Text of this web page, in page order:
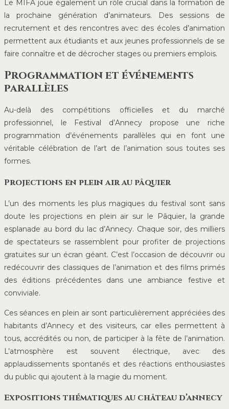
Le MIFA joue également un rôle crucial dans la formation de
la prochaine génération d’animateurs. Des sessions de
recrutement et des rencontres avec des écoles d’animation
permettent aux étudiants et aux jeunes professionnels de se
faire connaître et de décrocher stages ou premiers emplois.
Programmation et événements
parallèles
Au-delà des compétitions officielles et du marché
professionnel, le Festival d’Annecy propose une riche
programmation d’événements parallèles qui en font une
véritable célébration de l’art de l’animation sous toutes ses
formes.
Projections en plein air au pâquier
L’un des moments les plus magiques du festival sont sans
doute les projections en plein air sur le Pâquier, la grande
esplanade au bord du lac d’Annecy. Chaque soir, des milliers
de spectateurs se rassemblent pour profiter de projections
gratuites sur un écran géant. C’est l’occasion de découvrir ou
redécouvrir des classiques de l’animation et des films primés
des éditions précédentes dans une ambiance festive et
conviviale.
Ces séances en plein air sont particulièrement appréciées des
habitants d’Annecy et des visiteurs, car elles permettent à
tous, accrédités ou non, de participer à la fête de l’animation.
L’atmosphère est souvent électrique, avec des
applaudissements spontanés et des réactions enthousiastes
du public qui ajoutent à la magie du moment.
Expositions thématiques au château d’annecy